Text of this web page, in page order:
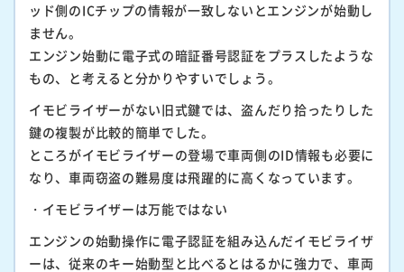
ッド側のICチップの情報が一致しないとエンジンが始動し
ません。
エンジン始動に電子式の暗証番号認証をプラスしたような
もの、と考えると分かりやすいでしょう。
イモビライザーがない旧式鍵では、盗んだり拾ったりした
鍵の複製が比較的簡単でした。
ところがイモビライザーの登場で車両側のID情報も必要に
なり、車両窃盗の難易度は飛躍的に高くなっています。
・イモビライザーは万能ではない
エンジンの始動操作に電子認証を組み込んだイモビライザ
ーは、従来のキー始動型と比べるとはるかに強力で、車両